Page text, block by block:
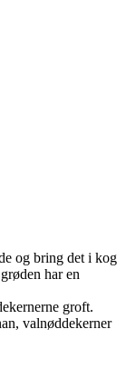
og bring det i kog
har en
groft.
valnøddekerner